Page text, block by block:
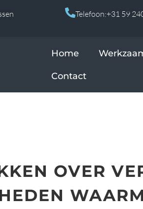
Telefoon:+31 59
Home
Contact
OVER